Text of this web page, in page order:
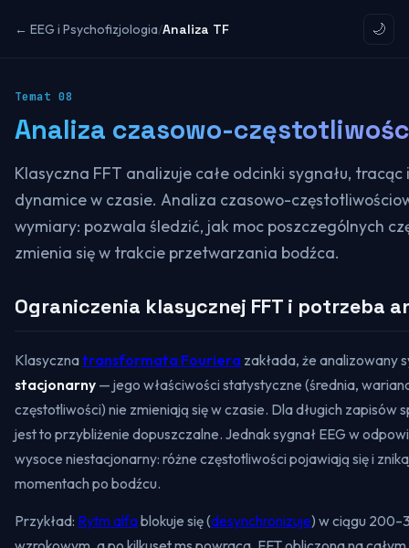
← EEG i Psychofizjologia/Analiza TF 🌙
Temat 08
Analiza czasowo-
Klasyczna FFT analizuje całe odcinki sygnału,
dynamice w czasie. Analiza czasowo-
wymiary: pozwala śledzić, jak moc poszczególnych
zmienia się w trakcie przetwarzania bodźca.
Ograniczenia klasycznej FFT i potrzeba
Klasycznatransformata Fouriera zakłada, że analizowany
stacjonarny — jego właściwości statystyczne (średnia,
częstotliwości) nie zmieniają się w czasie. Dla długich zapisów
jest to przybliżenie dopuszczalne. Jednak sygnał EEG w
wysoce niestacjonarny: różne częstotliwości pojawiają się i
momentach po bodźcu.
Przykład: Rytm alfablokuje się (desynchronizuje) w ciągu